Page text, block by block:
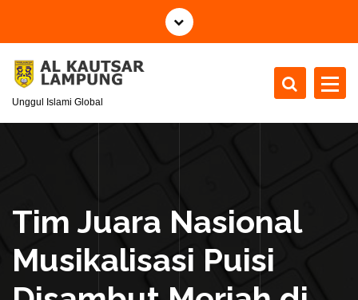
i
c
Unggul Islami Global
Tim Juara Nasional
Musikalisasi Puisi